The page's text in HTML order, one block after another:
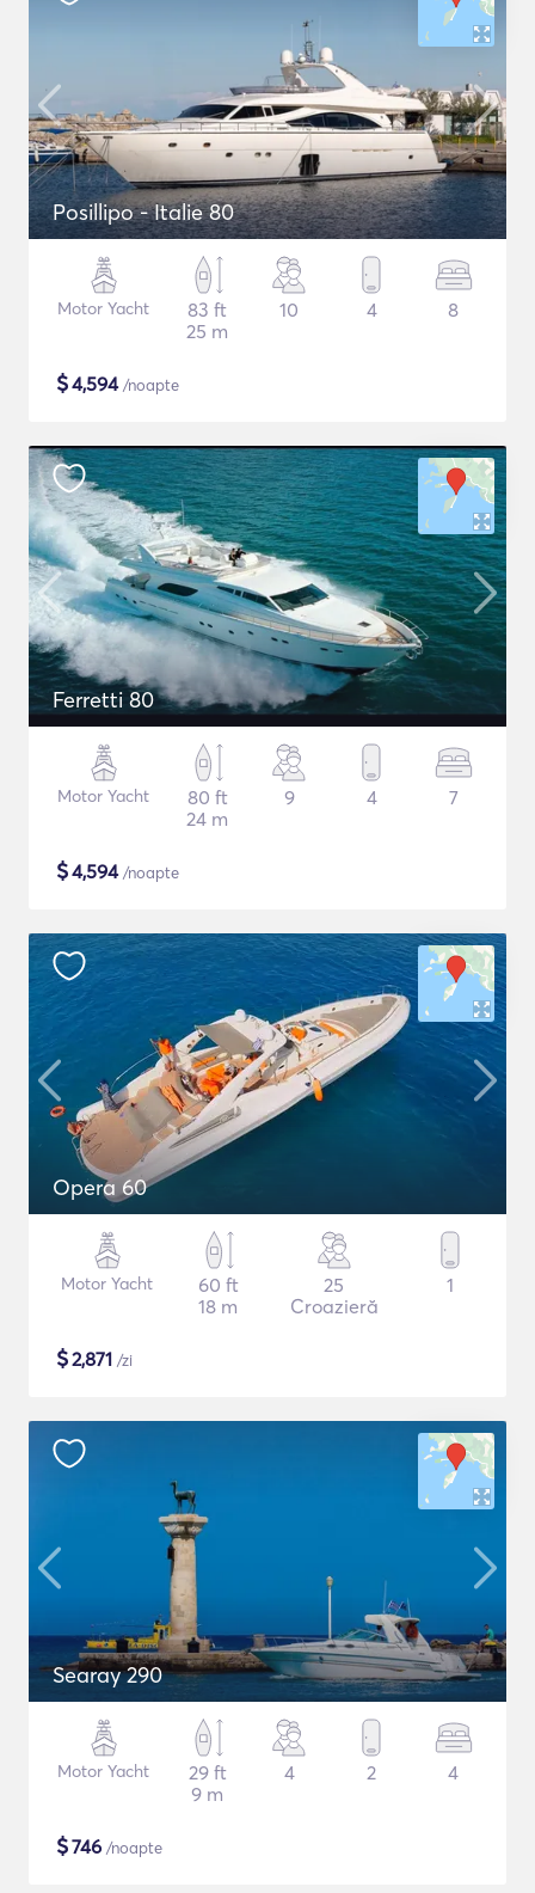
Posillipo - Italie 80
Motor Yacht
83 ft
25 m
10 4 8
$4,594/noapte
Ferretti 80
Motor Yacht
80 ft
24 m
9 4 7
$4,594/noapte
Opera 60
Motor Yacht
60 ft
18 m
25
Croazieră
1
$2,871 /zi
Searay 290
Motor Yacht
29 ft
9 m
4 2 4
$746 /noapte